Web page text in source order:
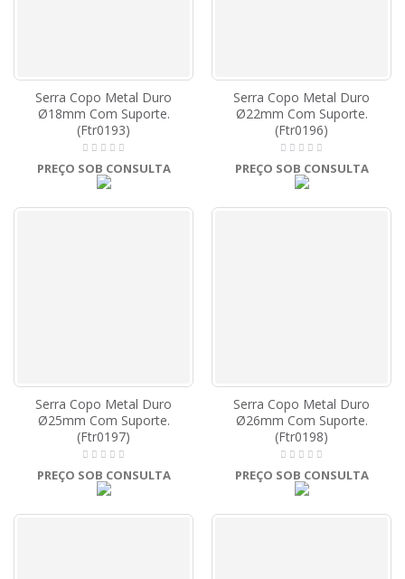
Serra Copo Metal Duro
Ø18mm Com Suporte.
(Ftr0193)
PREÇO SOB CONSULTA
Serra Copo Metal Duro
Ø22mm Com Suporte.
(Ftr0196)
PREÇO SOB CONSULTA
Serra Copo Metal Duro
Ø25mm Com Suporte.
(Ftr0197)
PREÇO SOB CONSULTA
Serra Copo Metal Duro
Ø26mm Com Suporte.
(Ftr0198)
PREÇO SOB CONSULTA